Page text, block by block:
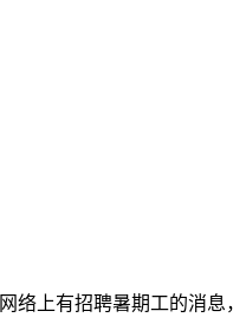
上有招聘暑期工的消